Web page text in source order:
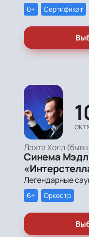
0+ Сертификат
Лахта Холл
Синема
6+ Оркестр